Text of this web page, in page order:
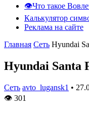
👁️Что такое
Калькулятор
Реклама на сайте
Главная Сеть Hyundai
Hyundai Santa
Сеть avto_lugansk1 •
👁 301